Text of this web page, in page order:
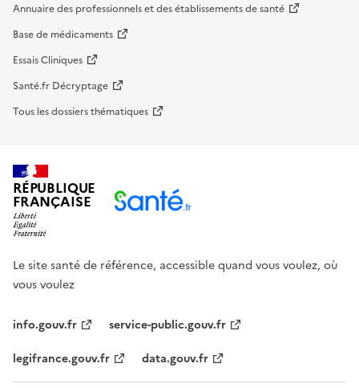
Annuaire des professionnels et des établissements de santé
Base de médicaments
Essais Cliniques
Santé.fr Décryptage
Tous les dossiers thématiques
RÉPUBLIQUE
FRANÇAISE
Le site santé de référence, accessible quand vous voulez, où
vous voulez
info.gouv.fr
service-public.gouv.fr
legifrance.gouv.fr
data.gouv.fr